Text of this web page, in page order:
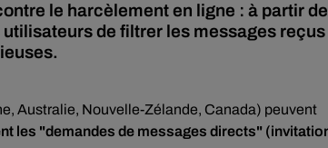
le harcèlement en ligne : à partir de
de filtrer les messages reçus
Australie, Nouvelle-Zélande, Canada) peuvent
les "demandes de messages directs"